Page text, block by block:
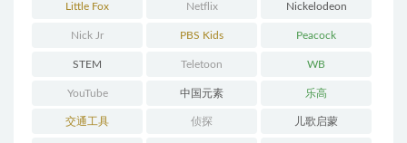
Little Fox Netflix Nickelodeon
Nick Jr PBS Kids Peacock
STEM Teletoon WB
YouTube 中国元素 乐高
交通工具 侦探 儿歌启蒙